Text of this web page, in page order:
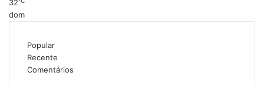
32
dom
Popular
Recente
Comentários